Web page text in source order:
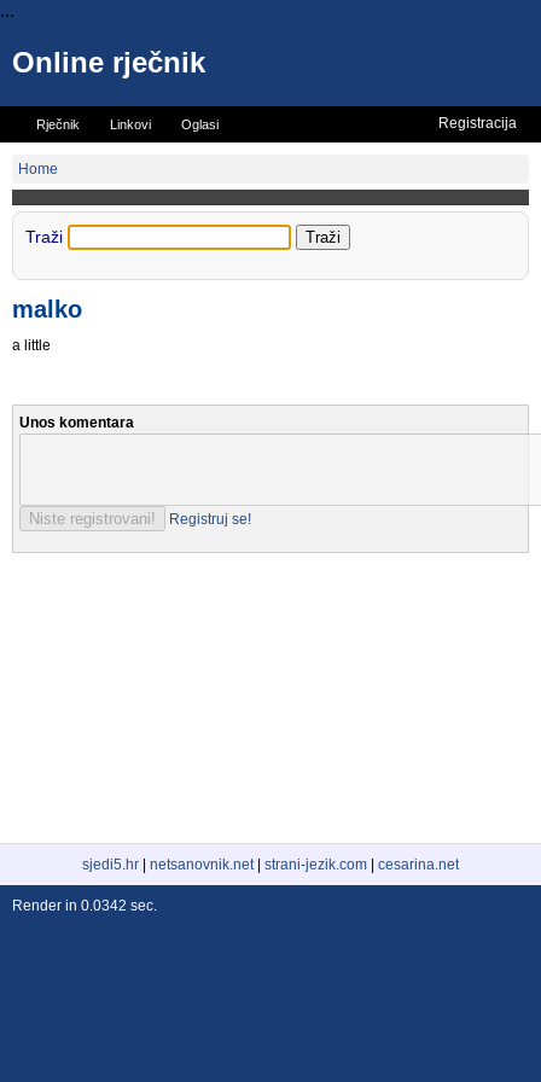
...
Online rječnik
Rječnik Linkovi Oglasi Registracija
Home
Traži
malko
a little
Unos komentara
Registruj se!
sjedi5.hr netsanovnik.net| strani-jezik.com cesarina.net
Render in 0.0342 sec.